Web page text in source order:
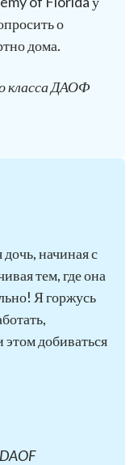
о
дома.
класса ДАОФ
начиная с
тем, где она
Я горжусь
этом добиваться